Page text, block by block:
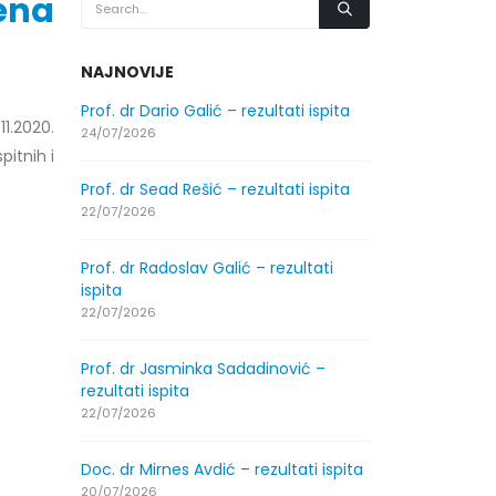
i
NAJNOVIJE
Prof. dr Dario Galić – rezultati ispita
24/07/2026
Prof. dr Sead Rešić – rezultati ispita
22/07/2026
Prof. dr Radoslav Galić – rezultati
ispita
22/07/2026
Prof. dr Jasminka Sadadinović –
rezultati ispita
22/07/2026
Doc. dr Mirnes Avdić – rezultati ispita
20/07/2026